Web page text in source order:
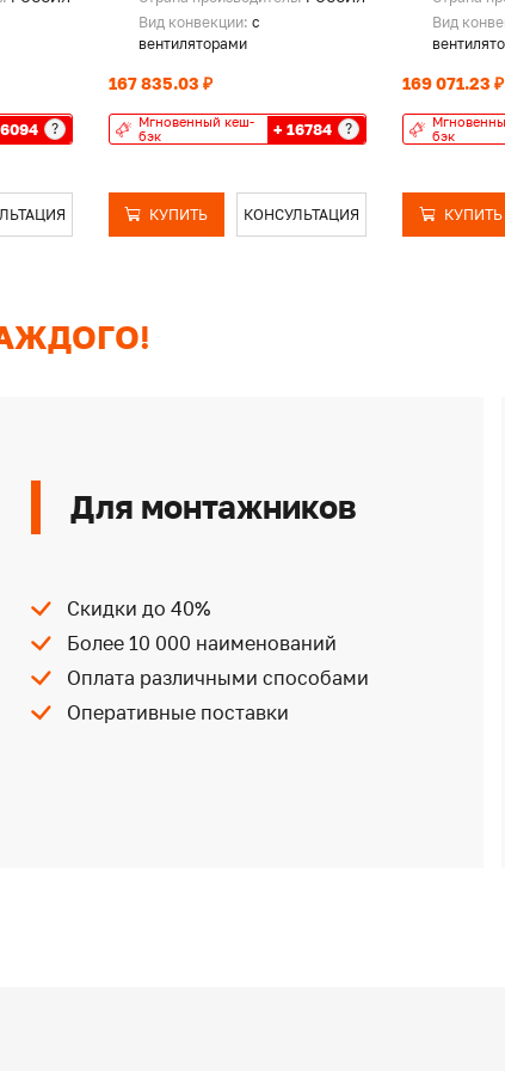
?
Вид конвекции: с
вентиляторами
167 835.03 ₽
Мгновенный кеш-
бэк
+ 16784 ?
КУПИТЬ КОНСУЛЬТАЦИЯ
Вид
169 071.23 ₽
бэк
КУПИТЬ
Для монтажников
Скидки до 40%
Более 10 000 наименований
Оплата различными способами
Оперативные поставки